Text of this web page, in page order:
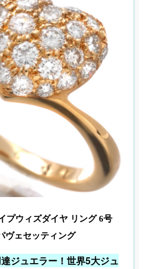
プウィズダイヤ リング 6号
ヴェセッティング
ジュエラー！世界5大ジュ